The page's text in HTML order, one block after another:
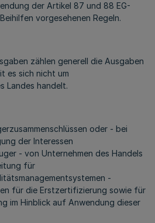
der Artikel 87 und 88 EG-
vorgesehenen Regeln.
zählen generell die Ausgaben
es sich nicht um
Landes handelt.
oder - bei
der Interessen
- von Unternehmen des Handels
für
-
für die Erstzertifizierung sowie für
im Hinblick auf Anwendung dieser